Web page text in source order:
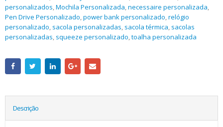
personalizados,Mochila Personalizada,necessaire personalizada,
Pen Drive Personalizado,power bank personalizado,relógio
personalizado, sacola personalizadas, sacola térmica, sacolas
personalizadas, squeeze personalizado,toalha personalizada
Descrição